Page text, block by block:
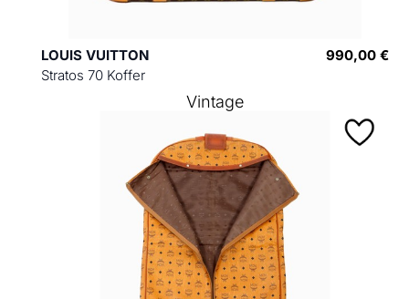
LOUIS VUITTON
Stratos 70 Koffer
990,00 €
Vintage